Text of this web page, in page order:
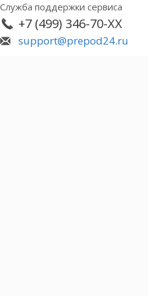
Служба поддержки сервиса
+7 (499) 346-70-XX
support@prepod24.ru